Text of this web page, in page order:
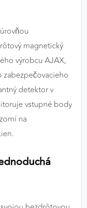
magnetický
výrobcu AJAX,
detektor v
vstupné body
na
na sledovanie
webovými
partnerom
reklamu, a to na